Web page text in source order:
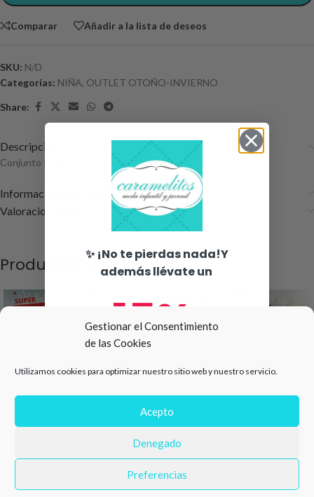
Gestionar el Consentimiento
de las Cookies
Utilizamos cookies para optimizar nuestro sitio web y nuestro servicio.
Acepto
Denegado
Preferencias
Comparar Añadir a la lista de deseos
SKU: N/D
Categorías: NIÑA, OUTLET OTOÑO-INVIERNO
Share:
Descripción
Conjunto falda trapitos camiseta cuello más falda estrellitas.
Información adicional
Valoraciones (0)
Productos relacionados
navidad
Sudadera niño trapitos
navidad
✨ ¡No te pierdas nada!Y
además llévate un
15%
compra 🛍️
Número de teléfono
Email